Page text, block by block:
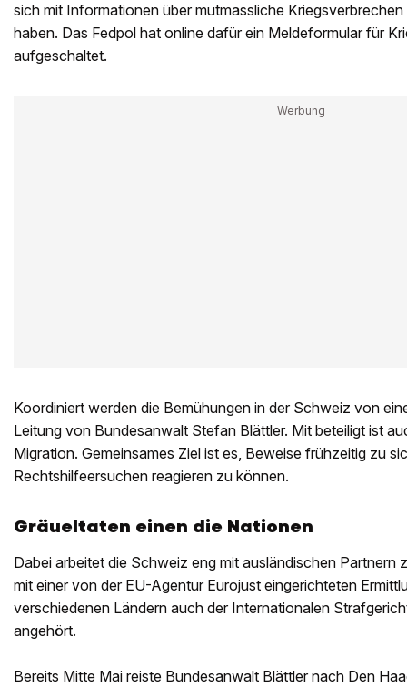
sich mit Informationen über mutmassliche
haben. Das Fedpol hat online dafür ein Meldeformular für
aufgeschaltet.
Koordiniert werden die Bemühungen in der Schweiz von
Leitung von Bundesanwalt Stefan Blättler. Mit beteiligt ist
Migration. Gemeinsames Ziel ist es, Beweise frühzeitig zu
Rechtshilfeersuchen reagieren zu können.
Gräueltaten einen die Nationen
Dabei arbeitet die Schweiz eng mit ausländischen Partnern
mit einer von der EU-Agentur Eurojust eingerichteten
verschiedenen Ländern auch der Internationalen
angehört.
Bereits Mitte Mai reiste Bundesanwalt Blättler nach Den